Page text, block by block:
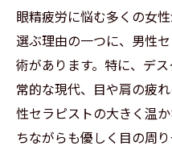
眼精疲労に悩む多くの女
選ぶ理由の一つに、男性
術があります。特に、デ
常的な現代、目や肩の疲
性セラピストの大きく温
ちながらも優しく目の周